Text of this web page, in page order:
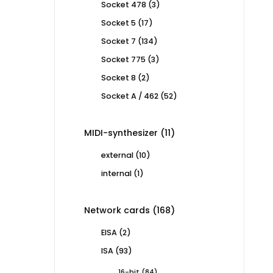
Socket 478 33
Socket 5 1717
Socket 7 134134
Socket 775 33
Socket 8 22
Socket A / 462 5252
MIDI-synthesizer 1111
external 1010
internal 11
Network cards 168168
EISA 22
ISA 9393